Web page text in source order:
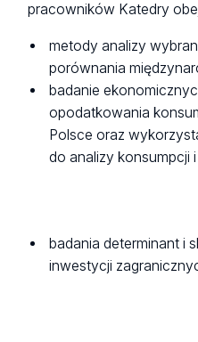
pracowników Katedry
metody analizy
porównania
badanie
opodatkowania
Polsce oraz
do analizy konsumpcji
badania determinant i
inwestycji